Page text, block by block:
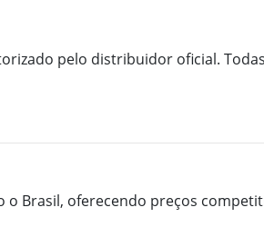
pelo distribuidor oficial.
o Brasil, oferecendo preços